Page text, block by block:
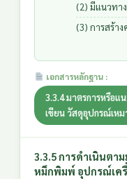
(2) มีแนวทา
(3) การสร้า
เอกสารหลักฐาน :
3.3.4 มาตรการหรือแ
เขียน วัสดุอุปกรณ์เห
3.3.5 การดำเนินตา
หมึกพิมพ์ อุปกรณ์เค